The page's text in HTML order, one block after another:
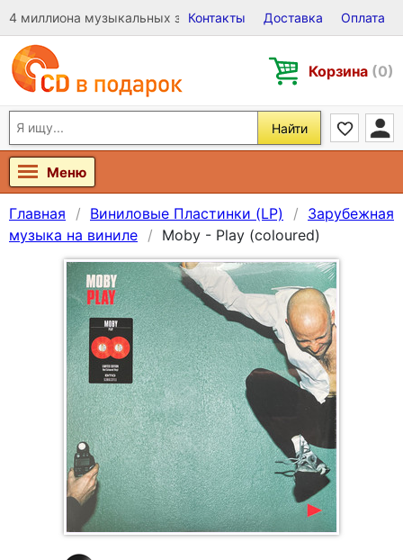
4 миллиона музыкальных записей на Виниле, CD и DVD
Контакты Доставка Оплата
Корзина (0)
Найти
Меню
Главная Виниловые Пластинки (LP)
Зарубежная
музыка на виниле
Moby - Play (coloured)